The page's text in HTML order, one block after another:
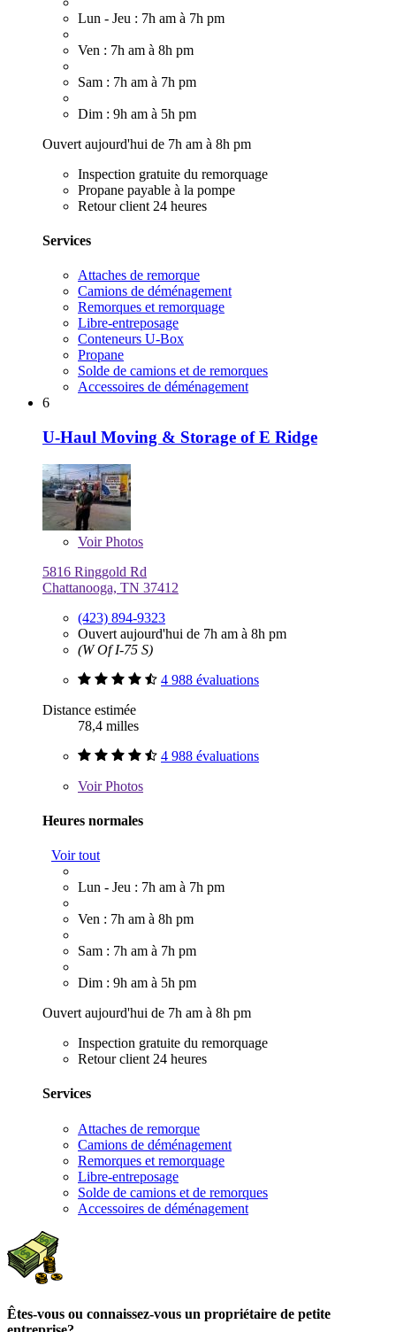
Lun - Jeu : 7h am à 7h pm
Ven : 7h am à 8h pm
Sam : 7h am à 7h pm
Dim : 9h am à 5h pm
Ouvert aujourd'hui de 7h am à 8h pm
Inspection gratuite du remorquage
Propane payable à la pompe
Retour client 24 heures
Services
Attaches de remorque
Camions de déménagement
Remorques et remorquage
Libre-entreposage
Conteneurs U-Box
Propane
Solde de camions et de remorques
Accessoires de déménagement
6
U-Haul Moving & Storage of E Ridge
VoirPhotos
5816 Ringgold Rd
Chattanooga, TN 37412
(423) 894-9323
Ouvert aujourd'hui de 7h am à 8h pm
(W Of I-75 S)
4 988 évaluations
Distance estimée
78,4 milles
4 988 évaluations
VoirPhotos
Heures normales
Voir tout
Lun - Jeu : 7h am à 7h pm
Ven : 7h am à 8h pm
Sam : 7h am à 7h pm
Dim : 9h am à 5h pm
Ouvert aujourd'hui de 7h am à 8h pm
Inspection gratuite du remorquage
Retour client 24 heures
Services
Attaches de remorque
Camions de déménagement
Remorques et remorquage
Libre-entreposage
Solde de camions et de remorques
Accessoires de déménagement
Êtes-vous ou connaissez-vous un propriétaire de petite